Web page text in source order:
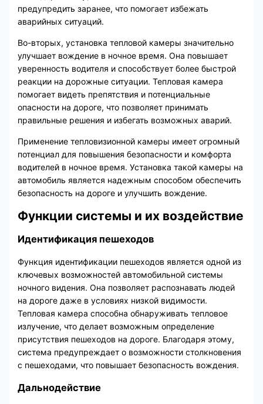
предупредить заранее, что помогает избежать
аварийных ситуаций.
Во-вторых, установка тепловой камеры значительно
улучшает вождение в ночное время. Она повышает
уверенность водителя и способствует более быстрой
реакции на дорожные ситуации. Тепловая камера
помогает видеть препятствия и потенциальные
опасности на дороге, что позволяет принимать
правильные решения и избегать возможных аварий.
Применение тепловизионной камеры имеет огромный
потенциал для повышения безопасности и комфорта
водителей в ночное время. Установка такой камеры на
автомобиль является надежным способом обеспечить
безопасность на дороге и улучшить вождение.
Функции системы и их воздействие
Идентификация пешеходов
Функция идентификации пешеходов является одной из
ключевых возможностей автомобильной системы
ночного видения. Она позволяет распознавать людей
на дороге даже в условиях низкой видимости.
Тепловая камера способна обнаруживать тепловое
излучение, что делает возможным определение
присутствия пешеходов на дороге. Благодаря этому,
система предупреждает о возможности столкновения
с пешеходами, что повышает безопасность вождения.
Дальнодействие